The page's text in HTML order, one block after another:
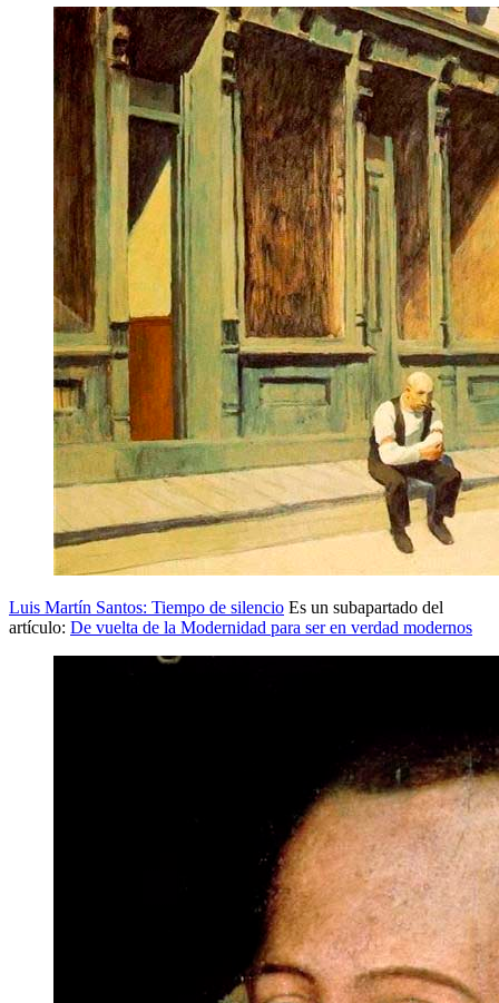
Luis Martín Santos: Tiempo de silencio Es un subapartado del
artículo: De vuelta de la Modernidad para ser en verdad modernos